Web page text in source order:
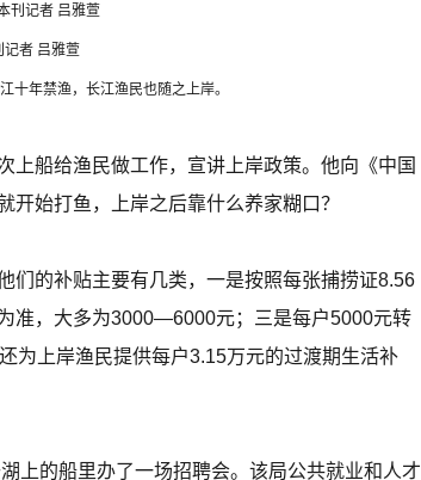
刊记者 吕雅萱
记者 吕雅萱
十年禁渔，长江渔民也随之上岸。
上船给渔民做工作，宣讲上岸政策。他向《中国
始打鱼，上岸之后靠什么养家糊口？
们的补贴主要有几类，一是按照每张捕捞证8.56
准，大多为3000—6000元；三是每户5000元转
为上岸渔民提供每户3.15万元的过渡期生活补
上的船里办了一场招聘会。该局公共就业和人才